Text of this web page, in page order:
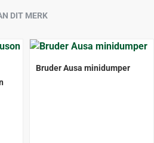
DIT MERK
Bruder Ausa minidumper